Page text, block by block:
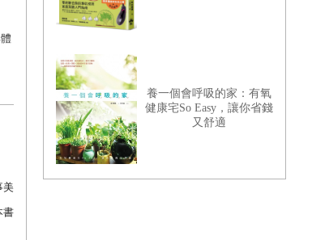
美
書
養一個會呼吸的家：有氧
健康宅So Easy，讓你省錢
又舒適